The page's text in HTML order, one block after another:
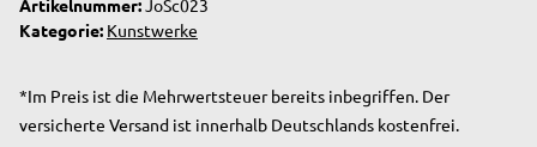
Artikelnummer:JoSc023
Kategorie: Kunstwerke
*Im Preis ist die Mehrwertsteuer bereits inbegriffen. Der
versicherte Versand ist innerhalb Deutschlands kostenfrei.